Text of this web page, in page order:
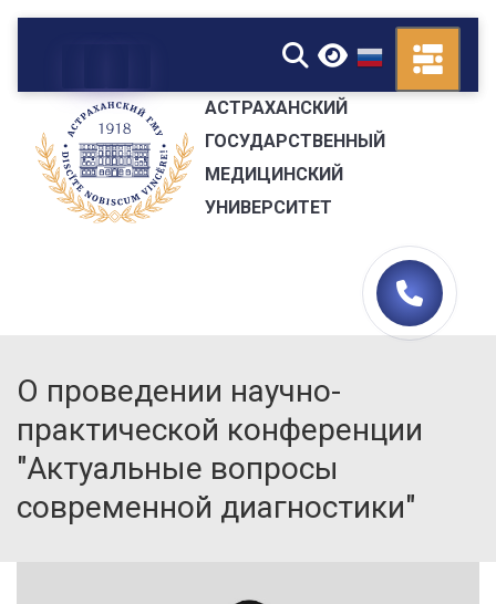
▼
АСТРАХАНСКИЙ
ГОСУДАРСТВЕННЫЙ
МЕДИЦИНСКИЙ
УНИВЕРСИТЕТ
О проведении научно-
практической конференции
"Актуальные вопросы
современной диагностики"